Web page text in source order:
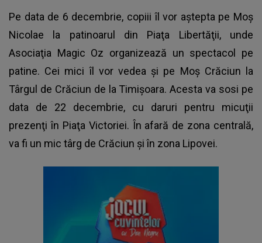
Pe data de 6 decembrie, copiii îl vor aştepta pe Moş
Nicolae la patinoarul din Piaţa Libertăţii, unde
Asociaţia Magic Oz organizează un spectacol pe
patine. Cei mici îl vor vedea și pe Moș Crăciun la
Târgul de Crăciun de la Timișoara. Acesta va sosi pe
data de 22 decembrie, cu daruri pentru micuţii
prezenţi în Piaţa Victoriei. În afară de zona centrală,
va fi un mic târg de Crăciun şi în zona Lipovei.